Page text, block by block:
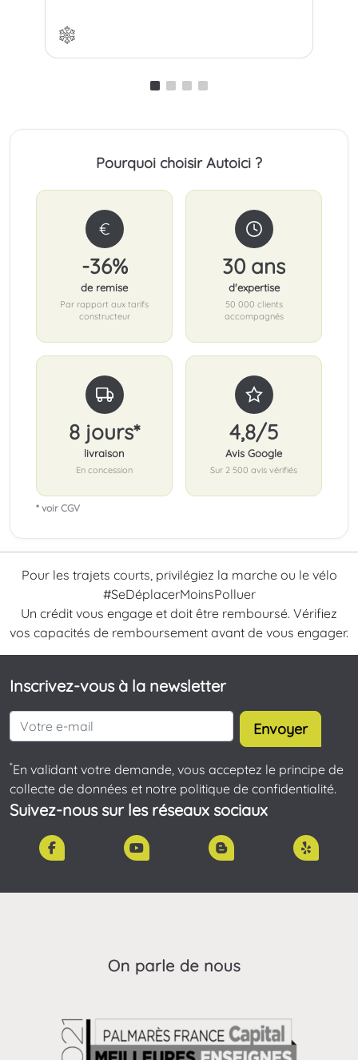
Pourquoi choisir Autoici ?
€
-36%
de remise
Par rapport aux tarifs
constructeur
30 ans
d'expertise
50 000 clients
accompagnés
8 jours*
livraison
En concession
4,8/5
Avis Google
Sur 2 500 avis vérifiés
* voir CGV
Pour les trajets courts, privilégiez la marche ou le vélo
#SeDéplacerMoinsPolluer
Un crédit vous engage et doit être remboursé. Vérifiez
vos capacités de remboursement avant de vous engager.
Inscrivez-vous à la newsletter
Envoyer
*En validant votre demande, vous acceptez le principe de
collecte de données et notre politique de confidentialité.
Suivez-nous sur les réseaux sociaux